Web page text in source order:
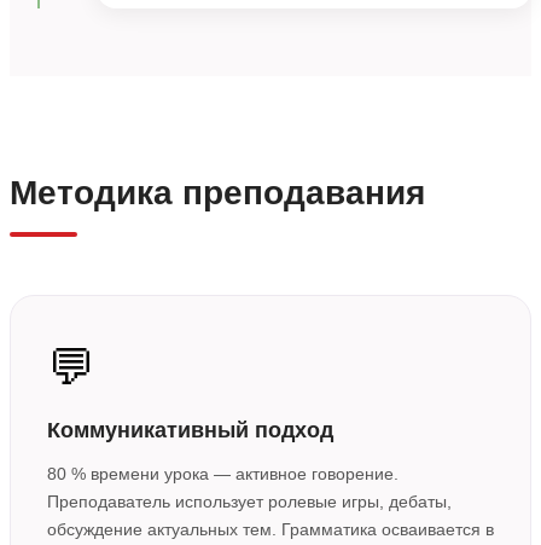
Методика преподавания
💬
Коммуникативный подход
80 % времени урока — активное говорение.
Преподаватель использует ролевые игры, дебаты,
обсуждение актуальных тем. Грамматика осваивается в